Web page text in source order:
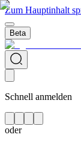
Zum Hauptinhalt
Beta
Schnell anmelden
oder